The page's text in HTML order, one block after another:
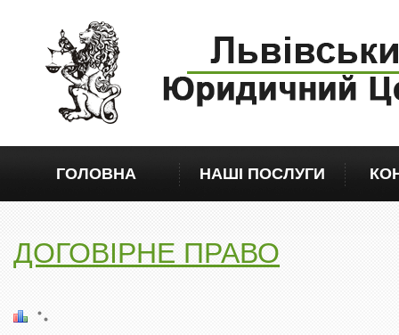
ГОЛОВНА НАШІ ПОСЛУГИ
ДОГОВІРНЕ ПРАВО